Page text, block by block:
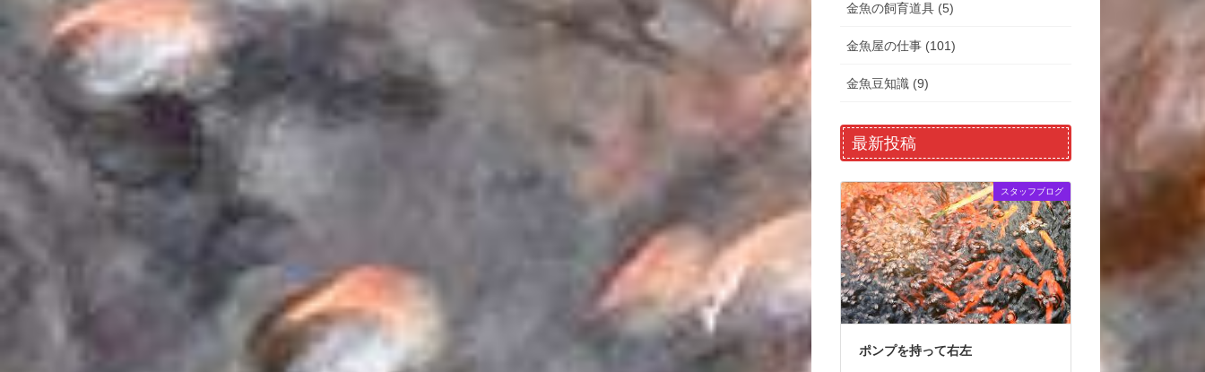
金魚の飼育道具 (5)
金魚屋の仕事 (101)
金魚豆知識 (9)
最新投稿
スタッフブログ
ポンプを持って右左